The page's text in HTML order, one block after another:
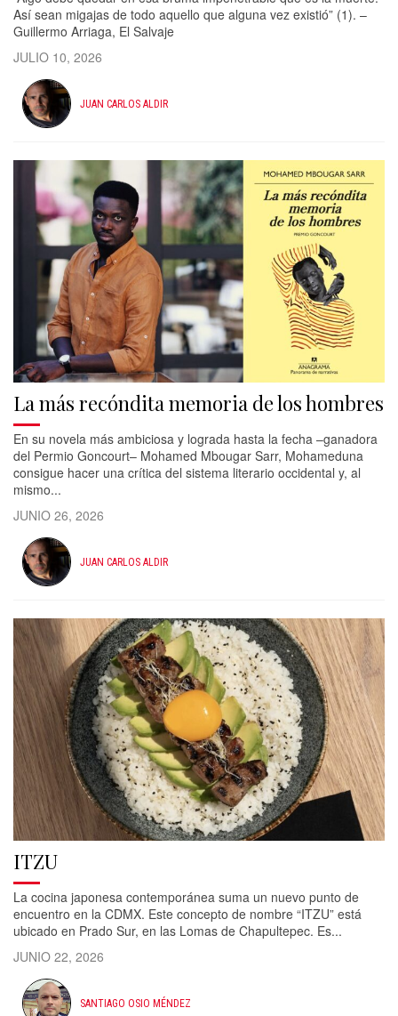
Así sean migajas de todo aquello que alguna vez existió” (1). –
Guillermo Arriaga, El Salvaje
JULIO 10, 2026
JUAN CARLOS ALDIR
La más recóndita memoria de los hombres
En su novela más ambiciosa y lograda hasta la fecha –ganadora
del Permio Goncourt– Mohamed Mbougar Sarr, Mohameduna
consigue hacer una crítica del sistema literario occidental y, al
mismo...
JUNIO 26, 2026
JUAN CARLOS ALDIR
ITZU
La cocina japonesa contemporánea suma un nuevo punto de
encuentro en la CDMX. Este concepto de nombre “ITZU” está
ubicado en Prado Sur, en las Lomas de Chapultepec. Es...
JUNIO 22, 2026
SANTIAGO OSIO MÉNDEZ